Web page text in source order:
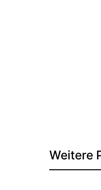
Weitere